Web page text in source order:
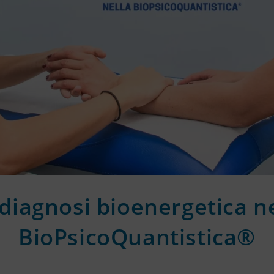
bioenergetica
BioPsicoQuantistica®